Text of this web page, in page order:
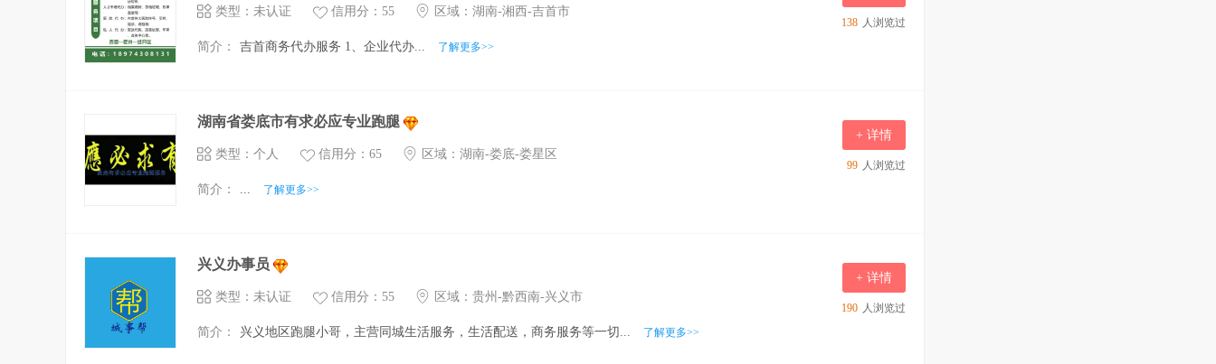
类型：未认证 信用分：55 区域： 湖南-湘西-吉首市
简介： 吉首商务代办服务 1、企业代办... 了解更多>>
138 人浏览过
湖南省娄底市有求必应专业跑腿
类型：个人 信用分：65 区域： 湖南-娄底-娄星区
简介： ... 了解更多>>
+ 详情
99 人浏览过
兴义办事员
类型：未认证 信用分：55 区域： 贵州 -黔西南-兴义市
简介： 兴义地区跑腿小哥，主营同城生活服务，生活配送，商务服务等一切... 了解更多>>
+ 详情
190 人浏览过